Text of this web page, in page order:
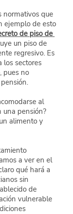
normativos que
ejemplo de esto
de piso de
un piso de
regresivo. Es
los sectores
pues no
al
una pensión?
alimento y
a ver en el
qué hará a
sin
de
vulnerable